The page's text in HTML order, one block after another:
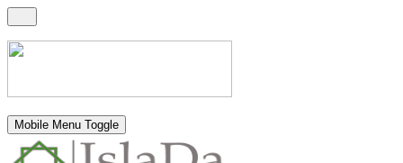
Mobile Menu Toggle